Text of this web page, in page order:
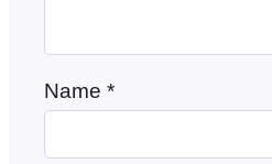
Name *